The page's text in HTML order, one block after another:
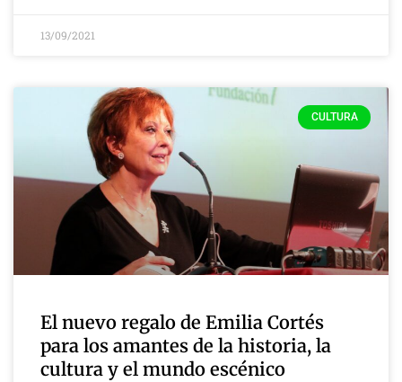
13/09/2021
CULTURA
El nuevo regalo de Emilia Cortés
para los amantes de la historia, la
cultura y el mundo escénico